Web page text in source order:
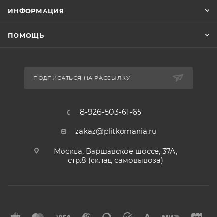
ИНФОРМАЦИЯ
ПОМОЩЬ
ПОДПИСАТЬСЯ НА РАССЫЛКУ
8-926-503-61-65
zakaz@plitkomania.ru
Москва, Варшавское шоссе, 37А,
стр.8 (склад самовывоза)